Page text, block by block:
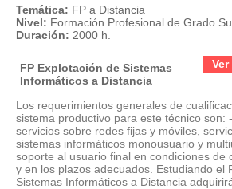
Temática: FP a Distancia
Nivel: Formación Profesional de Grado
Duración: 2000 h.
FP Explotación de Sistemas
Informáticos a Distancia
Los requerimientos generales de
sistema productivo para este técnico son:
servicios sobre redes fijas y móviles,
sistemas informáticos monousuario y
soporte al usuario final en condiciones de
y en los plazos adecuados. Estudiando el
Sistemas Informáticos a Distancia